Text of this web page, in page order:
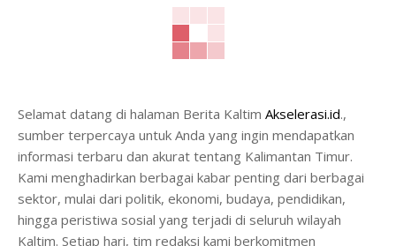
Selamat datang di halaman Berita Kaltim Akselerasi.id.,
sumber terpercaya untuk Anda yang ingin mendapatkan
informasi terbaru dan akurat tentang Kalimantan Timur.
Kami menghadirkan berbagai kabar penting dari berbagai
sektor, mulai dari politik, ekonomi, budaya, pendidikan,
hingga peristiwa sosial yang terjadi di seluruh wilayah
Kaltim. Setiap hari, tim redaksi kami berkomitmen